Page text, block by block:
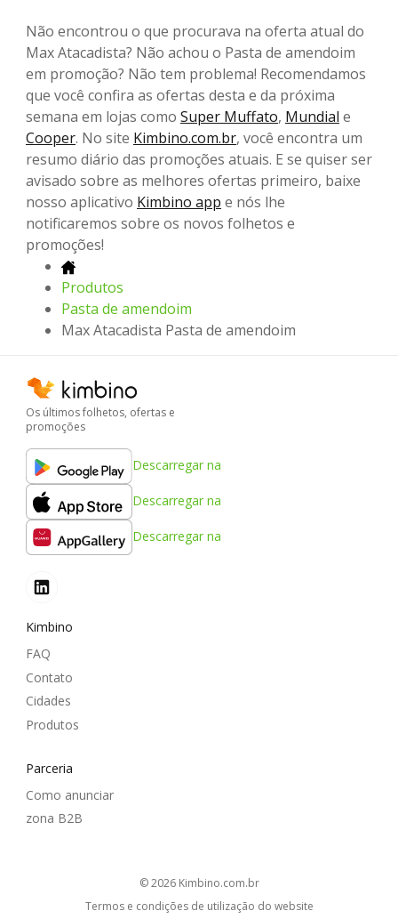
Não encontrou o que procurava na oferta atual do
Max Atacadista? Não achou o Pasta de amendoim
em promoção? Não tem problema! Recomendamos
que você confira as ofertas desta e da próxima
semana em lojas como Super Muffato, Mundial e
Cooper. No site Kimbino.com.br, você encontra um
resumo diário das promoções atuais. E se quiser ser
avisado sobre as melhores ofertas primeiro, baixe
nosso aplicativo Kimbino app e nós lhe
notificaremos sobre os novos folhetos e
promoções!
Produtos
Pasta de amendoim
Max Atacadista Pasta de amendoim
Os últimos folhetos, ofertas e
promoções
Descarregar na
Descarregar na
Descarregar na
Kimbino
FAQ
Contato
Cidades
Produtos
Parceria
Como anunciar
zona B2B
© 2026 kimbino.com.br
Termos e condições de utilização do website